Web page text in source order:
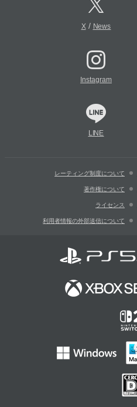
X/ News
Instagram
LINE
レーティング制度について
著作権について
ライセンス
利用者情報の外部送信について